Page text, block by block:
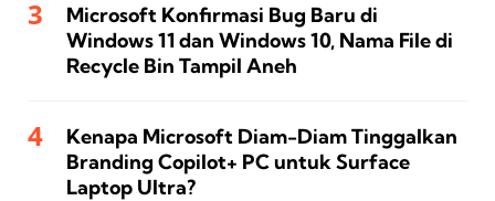
Microsoft Konfirmasi Bug Baru di
Windows 11 dan Windows 10, Nama File di
Recycle Bin Tampil Aneh
Kenapa Microsoft Diam-Diam Tinggalkan
Branding Copilot+ PC untuk Surface
Laptop Ultra?